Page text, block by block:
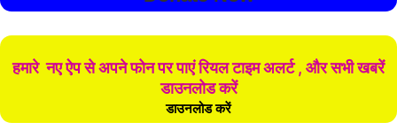
हमारे नए ऐप से अपने फोन पर पाएं रियल टाइम अलर्ट , और सभी खबरें
डाउनलोड करें
डाउनलोड करें